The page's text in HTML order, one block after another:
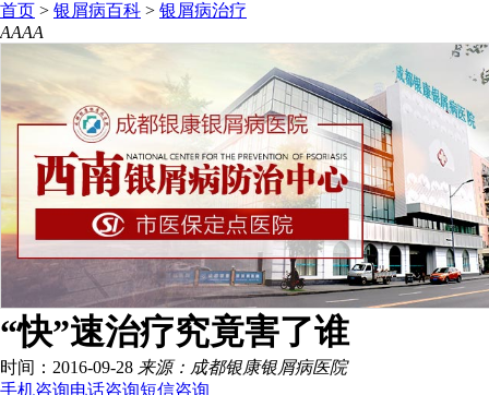
首页 > 银屑病百科 > 银屑病治疗
AAAA
“快”速治疗究竟害了谁
时间：2016-09-28 来源：成都银康银屑病医院
手机咨询电话咨询短信咨询